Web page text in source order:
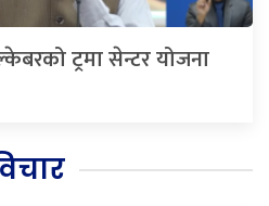
ट्रमा सेन्टर योजना